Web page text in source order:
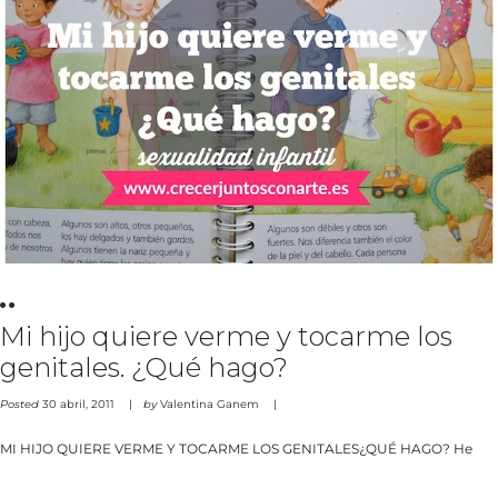
Mi hijo quiere verme y tocarme los
genitales. ¿Qué hago?
Posted 30 abril, 2011 byValentina Ganem
MI HIJO QUIERE VERME Y TOCARME LOS GENITALES¿QUÉ HAGO? He